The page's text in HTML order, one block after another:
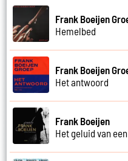
Frank Boeijen
Hemelbed
Frank Boeijen
Het antwoord
Frank Boeijen
Het geluid van